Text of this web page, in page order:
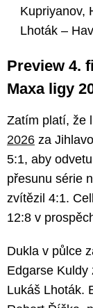
Kupriyanov,
Lhoták –
Preview 4.
Maxa ligy
Zatím platí, že
2026 za
5:1, aby
přesunu série
zvítězil 4:1.
12:8 v
Dukla v půlce
Edgarse Kuldy
Lukáš Lhoták.